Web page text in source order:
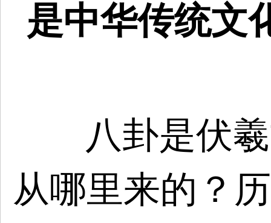
是中华传统文
八卦是伏
从哪里来的？